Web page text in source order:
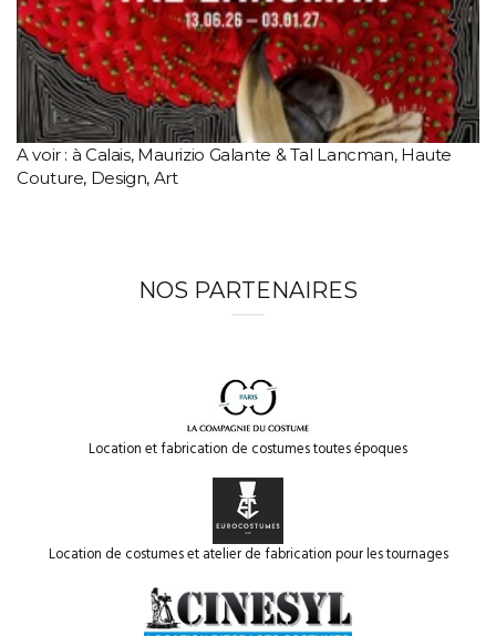
A voir : à Calais, Maurizio Galante & Tal Lancman, Haute
Couture, Design, Art
NOS PARTENAIRES
Location et fabrication de costumes toutes époques
Location de costumes et atelier de fabrication pour les tournages